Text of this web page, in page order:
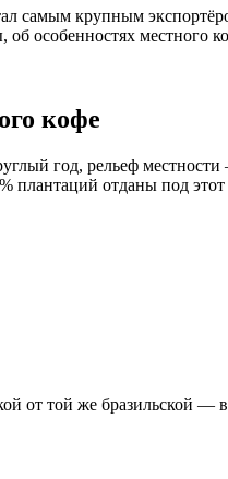
самым крупным
особенностях местного
кофе
год, рельеф
плантаций отданы под
от той же бразильской —